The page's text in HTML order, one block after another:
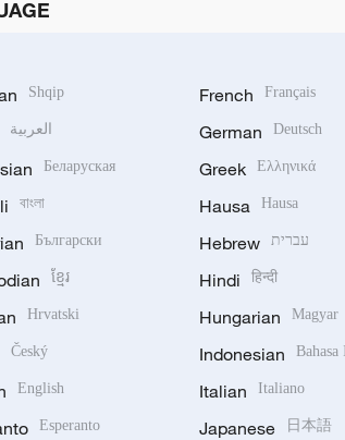
Shqip
العربية
Беларуская
বাংলা
Български
ខ្មែរ
Hrvatski
Český
English
Esperanto
French Français
German Deutsch
Greek Ελληνικά
Hausa Hausa
Hebrew עברית
Hindi हिन्दी
Hungarian Magyar
Indonesian Bahasa
Italian Italiano
Japanese 日本語